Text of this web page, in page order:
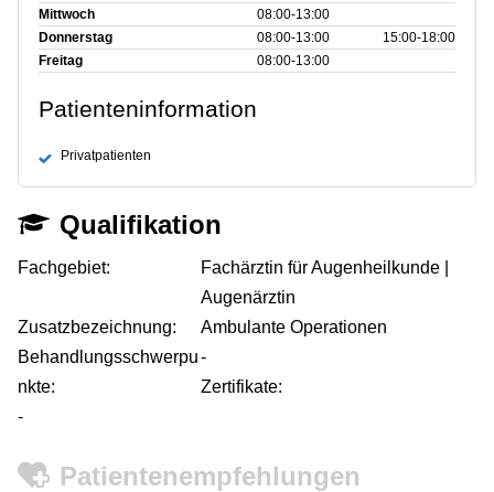
Mittwoch
08:00‑13:00
Donnerstag
08:00‑13:00
15:00‑18:00
Freitag
08:00‑13:00
Patienteninformation
Privatpatienten
Qualifikation
Fachgebiet:
Fachärztin für Augenheilkunde |
Augenärztin
Zusatzbezeichnung:
Ambulante Operationen
Behandlungsschwerpu
nkte:
-
Zertifikate:
-
Patientenempfehlungen